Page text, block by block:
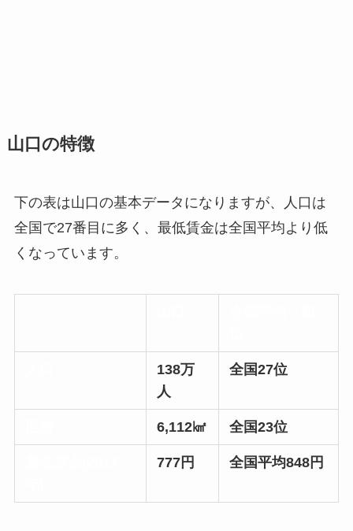
山口の特徴
下の表は山口の基本データになりますが、人口は
全国で27番目に多く、最低賃金は全国平均より低
くなっています。
138万
人
全国27位
6,112㎢ 全国23位
777円 全国平均848円